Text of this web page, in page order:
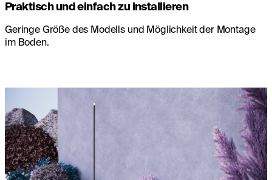
Praktisch und einfach zu installieren
Geringe Größe des Modells und Möglichkeit der Montage
im Boden.